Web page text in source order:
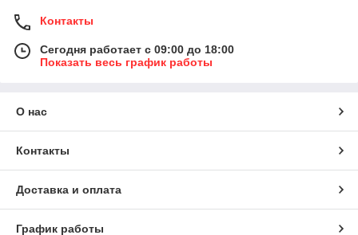
Контакты
Сегодня работает с 09:00 до 18:00
Показать весь график работы
О нас
Контакты
Доставка и оплата
График работы